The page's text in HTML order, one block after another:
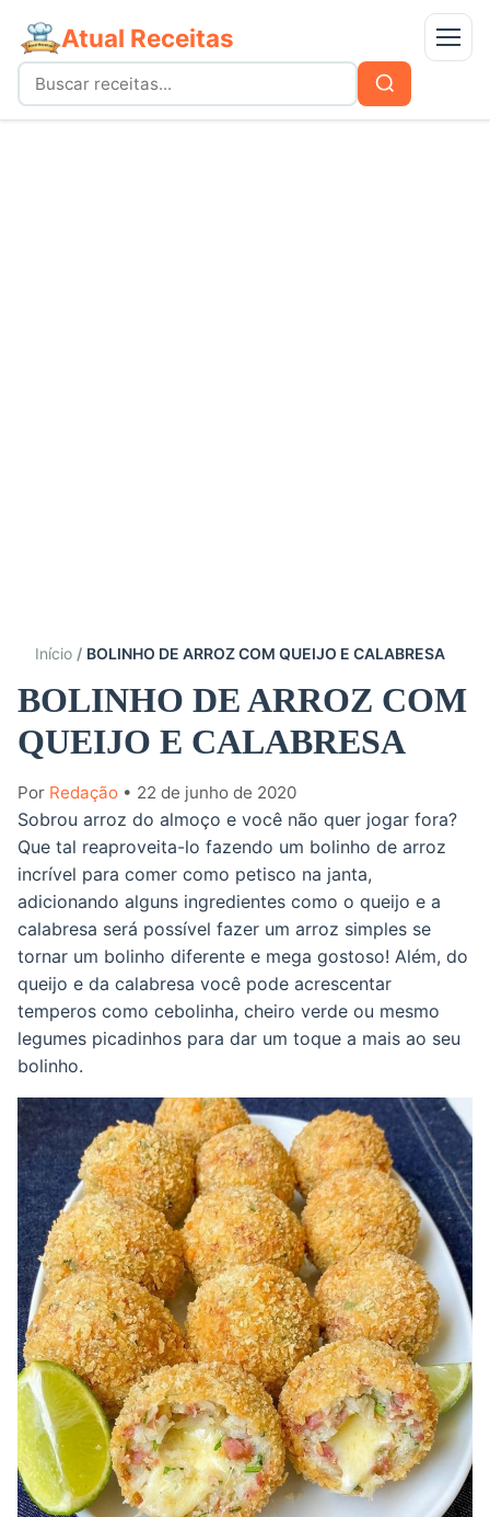
Atual Receitas Menu
Buscar
por:
Buscar
Início BOLINHO DE ARROZ COM QUEIJO E CALABRESA
BOLINHO DE ARROZ COM
QUEIJO E CALABRESA
Por Redação • 22 de junho de 2020
Sobrou arroz do almoço e você não quer jogar fora?
Que tal reaproveita-lo fazendo um bolinho de arroz
incrível para comer como petisco na janta,
adicionando alguns ingredientes como o queijo e a
calabresa será possível fazer um arroz simples se
tornar um bolinho diferente e mega gostoso! Além, do
queijo e da calabresa você pode acrescentar
temperos como cebolinha, cheiro verde ou mesmo
legumes picadinhos para dar um toque a mais ao seu
bolinho.